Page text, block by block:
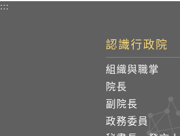
:::
認識行政院
組織與職掌
院長
副院長
政務委員